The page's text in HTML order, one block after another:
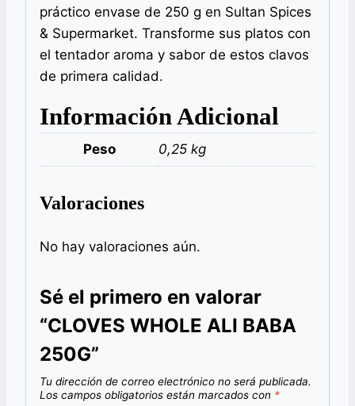
práctico envase de 250 g en Sultan Spices
& Supermarket. Transforme sus platos con
el tentador aroma y sabor de estos clavos
de primera calidad.
Información Adicional
Peso 0,25 kg
Valoraciones
No hay valoraciones aún.
Sé el primero en valorar
“CLOVES WHOLE ALI BABA
250G”
Tu dirección de correo electrónico no será publicada.
Los campos obligatorios están marcados con *